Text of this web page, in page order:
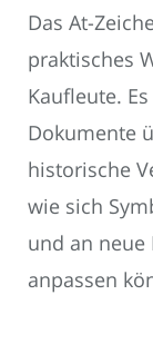
Das At-
praktisches
Kaufleute.
Dokumente
historische
wie sich
und an neue
anpassen